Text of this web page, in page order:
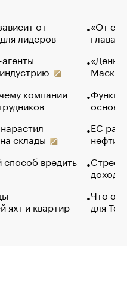
от
лидеров
компании
склады
вредить
яхт и квартир
«От
глава
Маск в
основ
ЕС
нефти
Что
для